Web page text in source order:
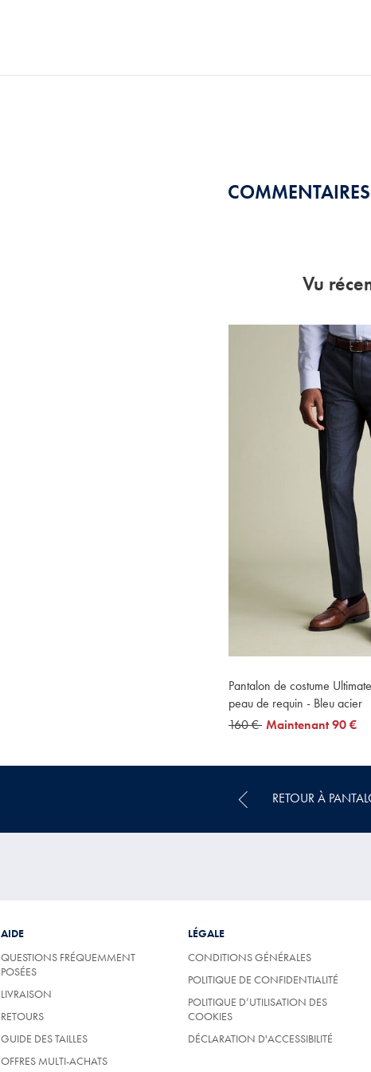
COMMENTAIRES
Vu
Pantalon de costume
peau de requin - Bleu acier
was
160 € now
Maintenant90 €
RETOUR À
AIDE
QUESTIONS FRÉQUEMMENT
POSÉES
LIVRAISON
RETOURS
GUIDE DES TAILLES
OFFRES MULTI-ACHATS
LÉGALE
CONDITIONS GÉNÉRALES
POLITIQUE DE CONFIDENTIALITÉ
POLITIQUE D’UTILISATION DES
COOKIES
DÉCLARATION D'ACCESSIBILITÉ